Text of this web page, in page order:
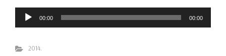
Прегледач
звучних
00:00 00:00
2014.